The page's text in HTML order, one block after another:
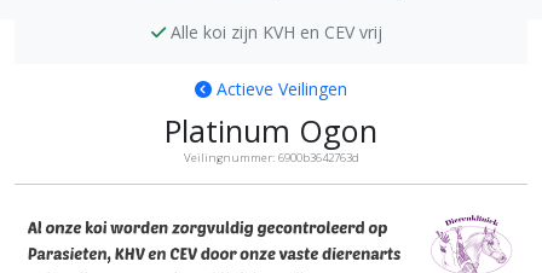
Alle koi zijn KVH en CEV vrij
Actieve Veilingen
Platinum Ogon
Veilingnummer: 6900b3642763d